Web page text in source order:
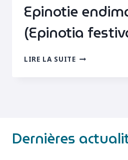
Epinotie
(Epinotia
LIRE LA SUITEEPINOTIE
Dernières